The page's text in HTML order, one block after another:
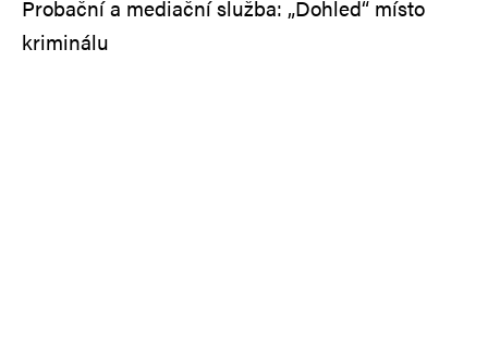
Probační a mediační služba: „Dohled“ místo
kriminálu